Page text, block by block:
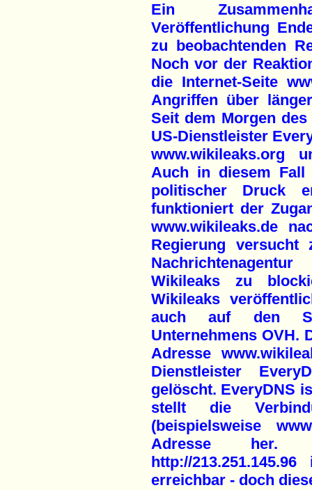
Ein
Veröffentlichung
zu beobachtenden
Noch vor der
die Internet-Seite
Angriffen über
Seit dem Morgen
US-Dienstleister
www.wikileaks.org
Auch in diesem Fall
politischer Druck
funktioniert der
www.wikileaks.de
Regierung
Wikileaks zu
Wikileaks
auch auf den
Unternehmens OVH.
Adresse
Dienstleister
gelöscht. EveryDNS
stellt die
(beispielsweise
Adresse her.
http://
erreichbar - doch